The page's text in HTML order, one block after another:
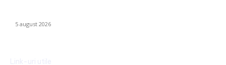
5 august 2026